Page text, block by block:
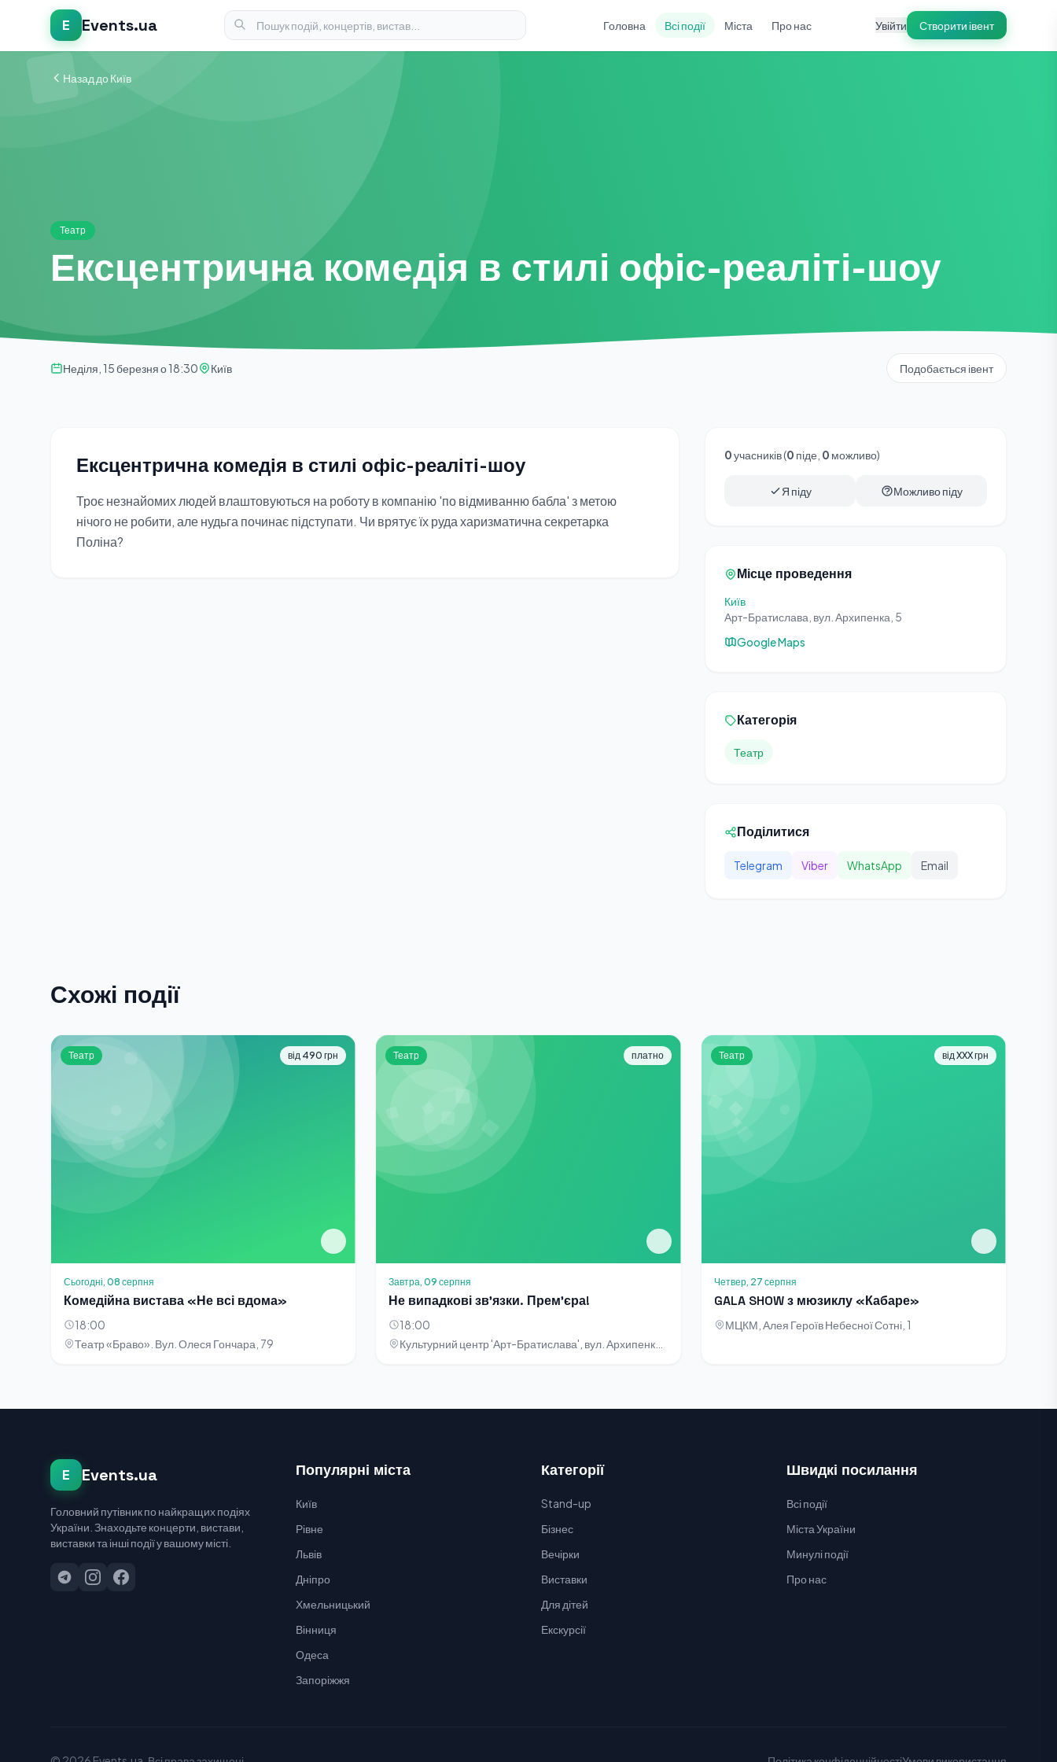
E Events.ua Головна Всі події Міста Про нас Увійти Створити івент
Назад до Київ
Театр
Ексцентрична комедія в стилі офіс-реаліті-шоу
Неділя, 15 березня о 18:30 Київ Подобається івент
Ексцентрична комедія в стилі офіс-реаліті-шоу
Троє незнайомих людей влаштовуються на роботу в компанію 'по відмиванню бабла' з метою
нічого не робити, але нудьга починає підступати. Чи врятує їх руда харизматична секретарка
Поліна?
0учасників (0 піде, 0 можливо)
Я піду Можливо піду
Місце проведення
Київ
Арт-Братислава, вул. Архипенка, 5
Google Maps
Категорія
Театр
Поділитися
Telegram Viber WhatsApp Email
Схожі події
Театр від 490 грн
Сьогодні, 08 серпня
Комедійна вистава «Не всі вдома»
18:00
Театр «Браво». Вул. Олеся Гончара, 79
Театр платно
Завтра, 09 серпня
Не випадкові зв'язки. Прем'єра!
18:00
Театр від XXX грн
Четвер, 27 серпня
GALA SHOW з мюзиклу «Кабаре»
МЦКМ, Алея Героїв Небесної Сотні, 1
E Events.ua
Головний путівник по найкращих подіях
України. Знаходьте концерти, вистави,
виставки та інші події у вашому місті.
Популярні міста
Київ
Рівне
Львів
Дніпро
Хмельницький
Вінниця
Одеса
Запоріжжя
Категорії
Stand-up
Бізнес
Вечірки
Виставки
Для дітей
Екскурсії
Швидкі посилання
Всі події
Міста України
Минулі події
Про нас